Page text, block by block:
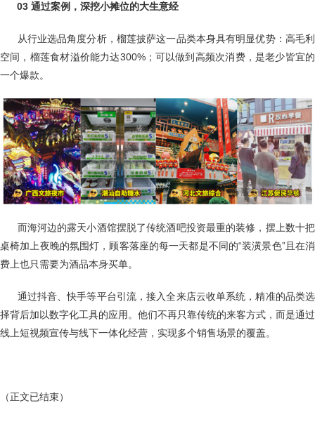
03 通过案例，深挖小摊位的大生意经
从行业选品角度分析，榴莲披萨这一品类本身具有明显优势：高毛利
空间，榴莲食材溢价能力达300%；可以做到高频次消费，是老少皆宜的
一个爆款。
而海河边的露天小酒馆摆脱了传统酒吧投资最重的装修，摆上数十把
桌椅加上夜晚的氛围灯，顾客落座的每一天都是不同的“装潢景色”且在消
费上也只需要为酒品本身买单。
通过抖音、快手等平台引流，接入全来店云收单系统，精准的品类选
择背后加以数字化工具的应用。他们不再只靠传统的来客方式，而是通过
线上短视频宣传与线下一体化经营，实现多个销售场景的覆盖。
（正文已结束）